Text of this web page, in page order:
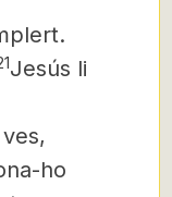
Jesús li
ho